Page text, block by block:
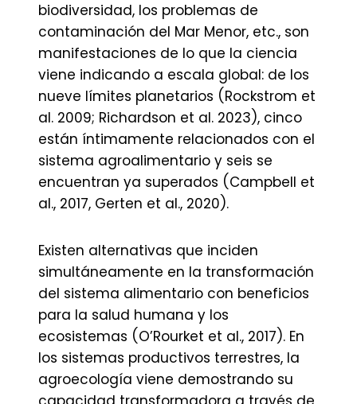
biodiversidad, los problemas de
contaminación del Mar Menor, etc., son
manifestaciones de lo que la ciencia
viene indicando a escala global: de los
nueve límites planetarios (Rockstrom et
al. 2009; Richardson et al. 2023), cinco
están íntimamente relacionados con el
sistema agroalimentario y seis se
encuentran ya superados (Campbell et
al., 2017, Gerten et al., 2020).
Existen alternativas que inciden
simultáneamente en la transformación
del sistema alimentario con beneficios
para la salud humana y los
ecosistemas (O’Rourket et al., 2017). En
los sistemas productivos terrestres, la
agroecología viene demostrando su